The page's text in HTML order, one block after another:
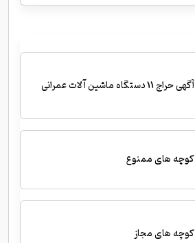
آگهی حراج 11 دستگاه ماشین آلات عمرانی
کوچه های ممنوع
کوچه های مجاز